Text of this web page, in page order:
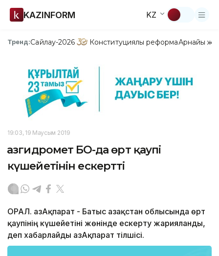
KAZINFORM KZ
Тренд:Сайлау-2026 Конституциялық реформаАрнайы
19:03, 19 Маусым 2019
Қазгидромет БҚО-да өрт қаупі
күшейетінін ескертті
ОРАЛ. ҚазАқпарат - Батыс Қазақстан облысында өрт
қаупінің күшейетіні жөнінде ескерту жарияланды,
деп хабарлайды ҚазАқпарат тілшісі.